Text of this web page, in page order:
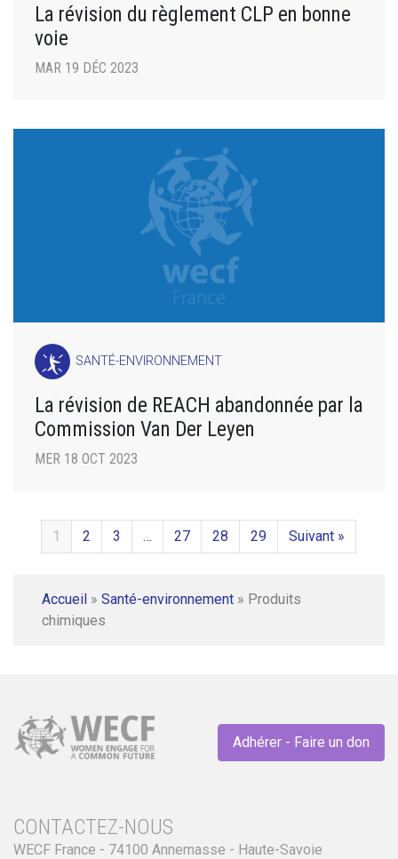
La révision du règlement CLP en bonne
voie
MAR 19 DÉC 2023
SANTÉ-ENVIRONNEMENT
La révision de REACH abandonnée par la
Commission Van Der Leyen
MER 18 OCT 2023
1 2 3 … 27 28 29 Suivant »
Accueil » Santé-environnement » Produits
chimiques
Adhérer - Faire un don
CONTACTEZ-NOUS
WECF France - 74100 Annemasse - Haute-Savoie